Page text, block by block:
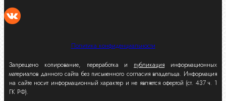
Политика конфиденциальности
Запрещено копирование, переработка и публикация информационных
материалов данного сайта без письменного согласия владельца. Информация
на сайте носит информационный характер и не является офертой (ст. 437 ч. 1
ГК РФ).